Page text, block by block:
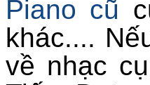
Piano cũ
khác....
về nhạc